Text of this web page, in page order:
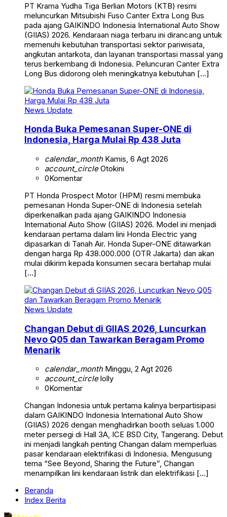
PT Krama Yudha Tiga Berlian Motors (KTB) resmi
meluncurkan Mitsubishi Fuso Canter Extra Long Bus
pada ajang GAIKINDO Indonesia International Auto Show
(GIIAS) 2026. Kendaraan niaga terbaru ini dirancang untuk
memenuhi kebutuhan transportasi sektor pariwisata,
angkutan antarkota, dan layanan transportasi massal yang
terus berkembang di Indonesia. Peluncuran Canter Extra
Long Bus didorong oleh meningkatnya kebutuhan […]
News Update
Honda Buka Pemesanan Super-ONE di
Indonesia, Harga Mulai Rp 438 Juta
calendar_monthKamis, 6 Agt 2026
account_circleOtokini
0Komentar
PT Honda Prospect Motor (HPM) resmi membuka
pemesanan Honda Super-ONE di Indonesia setelah
diperkenalkan pada ajang GAIKINDO Indonesia
International Auto Show (GIIAS) 2026. Model ini menjadi
kendaraan pertama dalam lini Honda Electric yang
dipasarkan di Tanah Air. Honda Super-ONE ditawarkan
dengan harga Rp 438.000.000 (OTR Jakarta) dan akan
mulai dikirim kepada konsumen secara bertahap mulai
[…]
News Update
Changan Debut di GIIAS 2026, Luncurkan
Nevo Q05 dan Tawarkan Beragam Promo
Menarik
calendar_monthMinggu, 2 Agt 2026
account_circlelolly
0Komentar
Changan Indonesia untuk pertama kalinya berpartisipasi
dalam GAIKINDO Indonesia International Auto Show
(GIIAS) 2026 dengan menghadirkan booth seluas 1.000
meter persegi di Hall 3A, ICE BSD City, Tangerang. Debut
ini menjadi langkah penting Changan dalam memperluas
pasar kendaraan elektrifikasi di Indonesia. Mengusung
tema “See Beyond, Sharing the Future”, Changan
menampilkan lini kendaraan listrik dan elektrifikasi […]
Beranda
Index Berita